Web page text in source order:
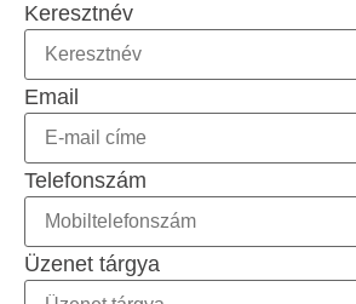
Keresztnév
Email
Telefonszám
Üzenet tárgya